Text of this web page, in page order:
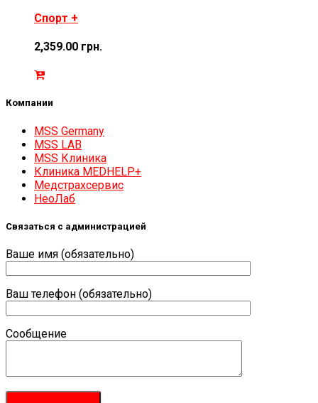
Спорт +
2,359.00 грн.
Компании
MSS Germany
MSS LAB
MSS Клиника
Клиника MEDHELP+
Медстрахсервис
НеоЛаб
Связаться с администрацией
Ваше имя (обязательно)
Ваш телефон (обязательно)
Сообщение